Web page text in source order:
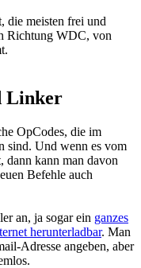
die meisten frei und
Richtung WDC, von
Linker
OpCodes, die im
sind. Und wenn es vom
dann kann man davon
Befehle auch
an, ja sogar ein ganzes
herunterladbar. Man
Adresse angeben, aber